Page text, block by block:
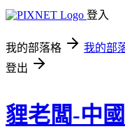
登入
我的部落格 我的部
登出
貍老闆-中